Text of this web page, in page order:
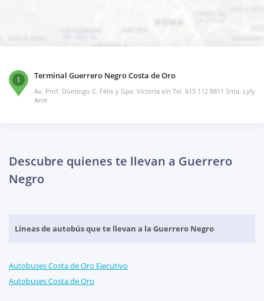
1 Terminal Guerrero Negro Costa de Oro
Av. Prof. Domingo C. Félix y Gpe. Victoria s/n Tel. 615 112 8811 Srita. Lyly
Arce
Descubre quienes te llevan a Guerrero
Negro
Líneas de autobús que te llevan a la Guerrero Negro
Autobuses Costa de Oro Ejecutivo
Autobuses Costa de Oro